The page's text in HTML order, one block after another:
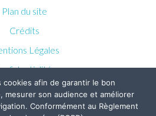
Plan du site
Crédits
Légales
cookies afin de garantir le bon
mesurer son audience et améliorer
Conformément au Règlement